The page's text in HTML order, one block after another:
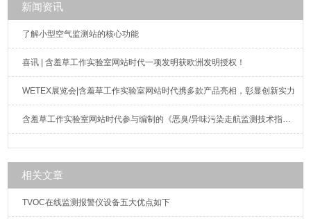
新闻资讯
了解小型空气监测站的核心功能
喜讯 | 含羞草工作实验室网站时代一项发明获欧洲发明授权！
WETEX展览会|含羞草工作实验室网站时代携多款产品亮相，彰显创新实力
含羞草工作实验室网站时代参与编制的《恶臭/异味污染走航监测技术指南》标准发布实施
相关文章
TVOC在线监测报警仪设备五大优点如下